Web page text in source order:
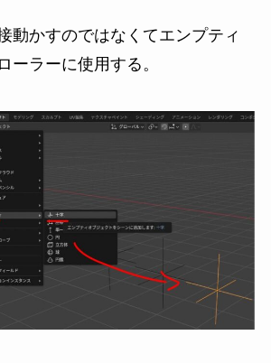
動かすのではなくてエンプティ
ーラーに使用する。